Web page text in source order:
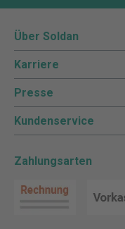
Über Soldan
Karriere
Presse
Kundenservice
Zahlungsarten